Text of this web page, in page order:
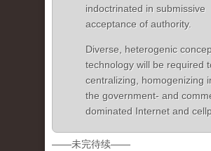
indoctrinated in submissive
acceptance of authority.
Diverse, heterogenic
technology will be required
centralizing, homogenizing
the government- and
dominated Internet and
——未完待续——